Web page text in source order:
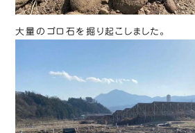
大量のゴロ石を掘り起こしました。